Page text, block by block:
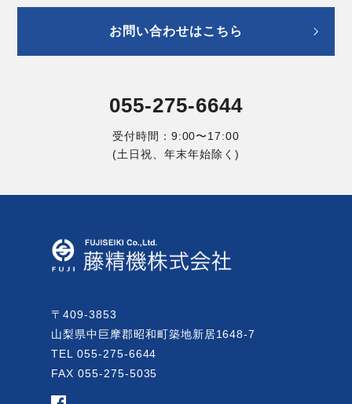
お問い合わせはこちら
055-275-6644
受付時間：9:00〜17:00
(土日祝、年末年始除く)
〒409-3853
山梨県中巨摩郡昭和町築地新居1648-7
TEL 055-275-6644
FAX 055-275-5035